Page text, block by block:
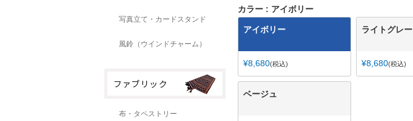
写真立て・カードスタンド
風鈴（ウインドチャーム）
布・タペストリー
)
カラー アイボリー
アイボリー
¥8,680 税込
ライトグレー
¥8,680 税込
ベージュ